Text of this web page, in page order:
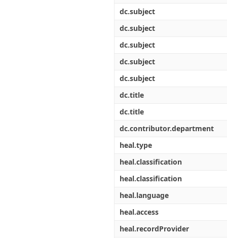
dc.subject
dc.subject
dc.subject
dc.subject
dc.subject
dc.title
dc.title
dc.contributor.department
heal.type
heal.classification
heal.classification
heal.language
heal.access
heal.recordProvider